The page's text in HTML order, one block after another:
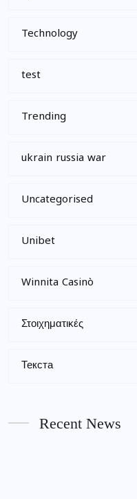
Technology
test
Trending
ukrain russia war
Uncategorised
Unibet
Winnita Casinò
Στοιχηματικές
Текста
Recent News